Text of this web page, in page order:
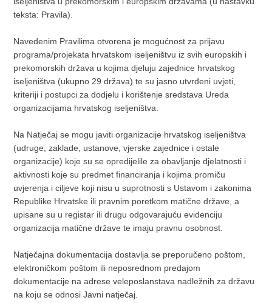
teksta: Pravila).
Navedenim Pravilima otvorena je mogućnost za prijavu
programa/projekata hrvatskom iseljeništvu iz svih europskih i
prekomorskih država u kojima djeluju zajednice hrvatskog
iseljeništva (ukupno 29 država) te su jasno utvrđeni uvjeti,
kriteriji i postupci za dodjelu i korištenje sredstava Ureda
organizacijama hrvatskog iseljeništva.
Na Natječaj se mogu javiti organizacije hrvatskog iseljeništva
(udruge, zaklade, ustanove, vjerske zajednice i ostale
organizacije) koje su se opredijelile za obavljanje djelatnosti i
aktivnosti koje su predmet financiranja i kojima promiču
uvjerenja i ciljeve koji nisu u suprotnosti s Ustavom i zakonima
Republike Hrvatske ili pravnim poretkom matične države, a
upisane su u registar ili drugu odgovarajuću evidenciju
organizacija matične države te imaju pravnu osobnost.
Natječajna dokumentacija dostavlja se preporučeno poštom,
elektroničkom poštom ili neposrednom predajom
dokumentacije na adrese veleposlanstava nadležnih za državu
na koju se odnosi Javni natječaj.